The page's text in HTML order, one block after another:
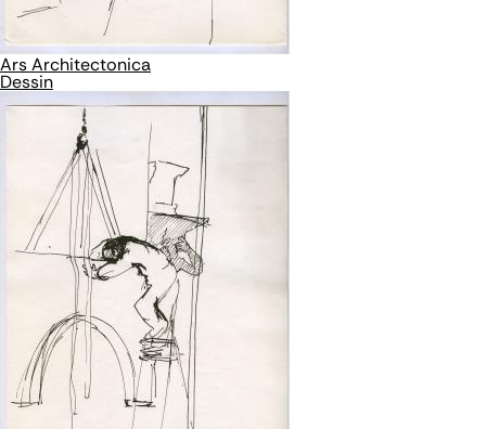
Ars Architectonica
Dessin